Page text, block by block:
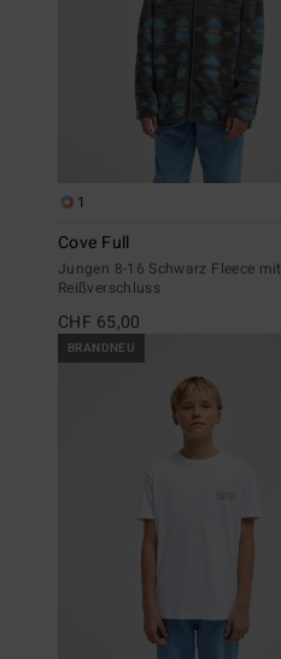
1
Cove Full
Jungen 8-16 Schwarz Fleece mit
Reißverschluss
CHF 65,00
BRANDNEU